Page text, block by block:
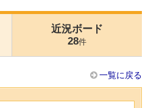
近況ボード
28件
一覧に戻る